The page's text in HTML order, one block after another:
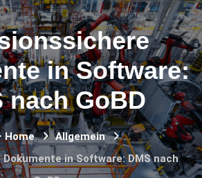
in Software:
nach GoBD
Home
Allgemein
in Software: DMS nach